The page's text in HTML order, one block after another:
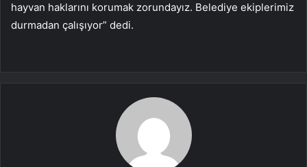
hayvan haklarını korumak zorundayız. Belediye ekiplerimiz
durmadan çalışıyor” dedi.